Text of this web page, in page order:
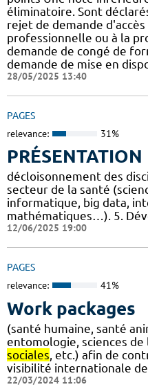
éliminatoire. Sont
rejet de demande
professionnelle ou à la
demande de congé de
demande de mise en
28/05/2025 13:40
PAGES
relevance: 31%
décloisonnement des
secteur de la santé
informatique, big data,
mathématiques…). 5.
12/06/2025 19:00
PAGES
relevance: 41%
Work packages
(santé humaine, santé
entomologie, sciences
sociales, etc.) afin de
visibilité internationale
22/03/2024 11:06